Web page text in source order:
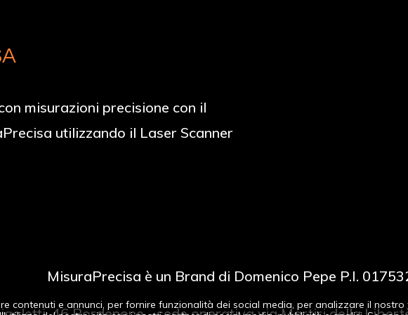
misurazioni precisione con il
utilizzando il Laser Scanner
MisuraPrecisa è un Brand di Domenico Pepe P.I.
contenuti e annunci, per fornire funzionalità dei social media, per analizzare il nostro